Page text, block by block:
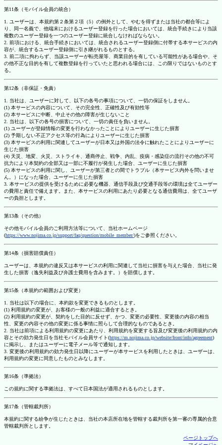
第11条（モバイル会員の統合）
1. ユーザーは、本規約第２条第２項（5）の例外として、やむを得ずまたは当社の都合等によ
り、同一名義で、他端末におけるユーザー登録を行った場合においては、統合手続きにより当該
複数のユーザー登録を一つのユーザー登録に統合しなければならない。
2. 前項における、統合手続きにおいては、統合されるユーザー登録側に付帯する本サービスの内
容が、統合するユーザー登録側に引き継がれるものとする。
3. 前二項に拘わらず、当該ユーザーが転売屋等、商業目的を有している可能性がある場合や、そ
の他不正な目的を有して複数登録を行っていたと思われる場合には、この限りではないものとす
る。
第12条（非保証・免責）
1. 当社は、ユーザーに対して、以下の各号の事項について、一切の保証をしません。
(1) 本サービスの内容について、その完全性、正確性及び有効性等
(2) 本サービスに中断、中止その他の障害が生じないこと
2. 当社は、以下の各号の損害について、一切の責任を負いません。
(1) ユーザーが登録情報の変更を行わなかったことによりユーザーに生じた損害
(2) 予期しない不正アクセス等の行為によりユーザーに生じた損害
(3) 本サービスの利用に関連してユーザーが日本又は外国の法令に触れたことによりユーザーに
生じた損害
(4) 天災、地変、火災、ストライキ、通商停止、戦争、内乱、疫病・感染症の流行その他の不可
抗力により本契約の全部又は一部に不履行が発生した場合、ユーザーに生じた損害
(5) 本サービスの利用に関し、ユーザーが第三者との間でトラブル（本サービス内外を問いませ
ん。）になった場合、ユーザーに生じた損害
3. 本サービスの提供を受けるために必要な機器、通信手段及び交通手段等の環境は全てユーザー
の費用と責任で備えます。また、本サービスの利用にあたり必要となる通信費用は、全てユーザ
ーの負担とします。
第13条（その他）
その他モバイル会員のご利用方法等について、当社ホームページ
(https://www.nojima.co.jp/support/faq/question/mobile_member/)をご参照ください。
第14条（損害賠償責任）
ユーザーは、本規約の違反又は本サービスの利用に関連して当社に損害を与えた場合、当社に発
生した損害（逸失利益及び弁護士費用を含みます。）を賠償します。
第15条（本規約の範囲および変更）
1. 当社は以下の場合に、本約款を変更できるものとします。
(1) 利用規約の変更が、お客様の一般の利益に適合するとき。
(2) 利用規約の変更が、契約をした目的に反せず、かつ、変更の必要性、変更後の内容の相当
性、変更の内容その他の変更に係る事情に照らして合理的なものであるとき。
2. 当社は前項による利用規約の変更にあたり、利用規約を変更する旨及び変更後の利用規約の内
容とその効力発生日を当社モバイル会員サイト(https://m.nojima.co.jp/website/front/info/agreement)
に掲示し、またはユーザーに電子メール等で通知します。
3. 変更後の利用規約の効力発生日以降にユーザーが本サービスを利用したときは、ユーザーは、
利用規約の変更に同意したものとみなします。
第16条（準拠法）
この規約に関する準拠法は、すべて日本国法が適用されるものとします。
第17条（管轄裁判所）
本規約に関する紛争が生じたときは、当社の本店所在地を管轄する裁判所を第一審の専属的合意
管轄裁判所とします。
ページトップへ